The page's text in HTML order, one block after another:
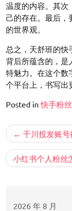
温度的内容。其次
己的存在。最后，
的世界观。
总之，天舒班的快
背后所蕴含的，是
特魅力。在这个数
个平台上，书写出
Posted in快手粉
文
章
导
千川投发账号
小红书个人粉丝
2026 年 8 月